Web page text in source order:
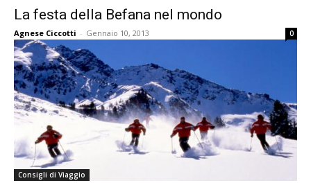
La festa della Befana nel mondo
Agnese Ciccotti - Gennaio 10, 2013 0
Consigli di Viaggio